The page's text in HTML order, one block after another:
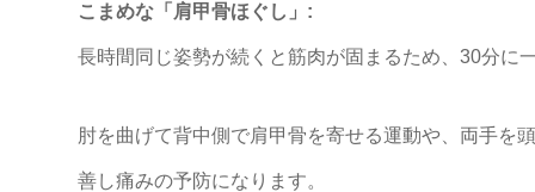
こまめな「肩甲骨ほぐし」:
長時間同じ姿勢が続くと筋肉が固まるため、30分に
肘を曲げて背中側で肩甲骨を寄せる運動や、両手を
善し痛みの予防になります。